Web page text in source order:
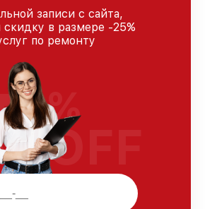
записи с сайта,
скидку в размере -25%
по ремонту
%
OFF